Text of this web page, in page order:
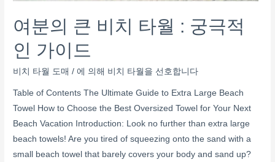
여분의 큰 비치 타월 : 궁극적
인 가이드
비치 타월 도매 / 에 의해 비치 타월을 선호합니다
Table of Contents The Ultimate Guide to Extra Large Beach
Towel How to Choose the Best Oversized Towel for Your Next
Beach Vacation Introduction: Look no further than extra large
beach towels! Are you tired of squeezing onto the sand with a
small beach towel that barely covers your body and sand up?